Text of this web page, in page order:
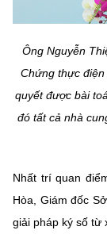
Địa chỉ: Ban Biên
Điện thoại: 024
©2026 Bản
(Ghi rõ nguồn
website này)
Ông Nguyễn
Chứng thực
quyết được bài
đó tất cả nhà
Nhất trí quan
Hòa, Giám đốc
giải pháp ký số từ